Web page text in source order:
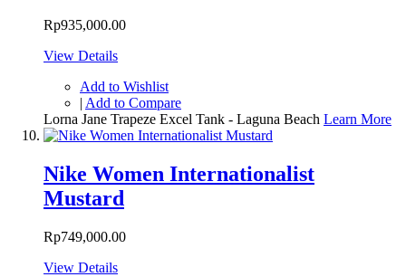
Rp935,000.00
View Details
Add to Wishlist
| Add to Compare
Lorna Jane Trapeze Excel Tank - Laguna Beach Learn More
Nike Women Internationalist
Mustard
Rp749,000.00
View Details